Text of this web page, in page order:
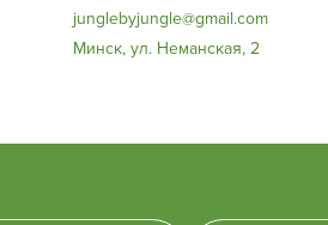
junglebyjungle@gmail.com
Минск, ул. Неманская, 2